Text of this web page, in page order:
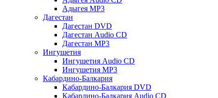
Адыгея MP3
Дагестан
Дагестан DVD
Дагестан Audio CD
Дагестан MP3
Ингушетия
Ингушетия Audio CD
Ингушетия MP3
Кабардино-Балкария
Кабардино-Балкария DVD
Кабардино-Балкария Audio CD